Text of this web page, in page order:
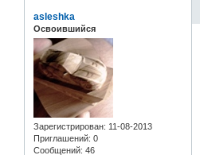
asleshka
Освоившийся
Зарегистрирован: 11-08-2013
Приглашений: 0
Сообщений: 46